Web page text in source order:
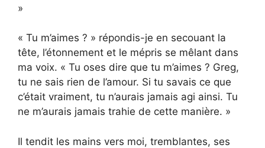
»
« Tu m’aimes ? » répondis-je en secouant la
tête, l’étonnement et le mépris se mêlant dans
ma voix. « Tu oses dire que tu m’aimes ? Greg,
tu ne sais rien de l’amour. Si tu savais ce que
c’était vraiment, tu n’aurais jamais agi ainsi. Tu
ne m’aurais jamais trahie de cette manière. »
Il tendit les mains vers moi, tremblantes, ses